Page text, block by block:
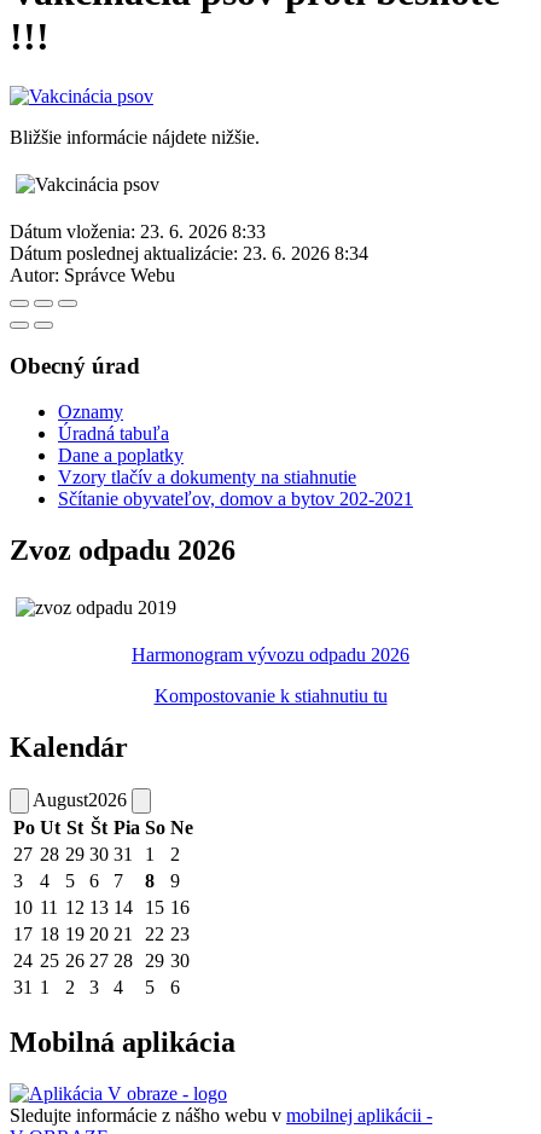
!!!
Bližšie informácie nájdete nižšie.
Dátum vloženia: 23. 6. 2026 8:33
Dátum poslednej aktualizácie: 23. 6. 2026 8:34
Autor: Správce Webu
Obecný úrad
Oznamy
Úradná tabuľa
Dane a poplatky
Vzory tlačív a dokumenty na stiahnutie
Sčítanie obyvateľov, domov a bytov 202-2021
Zvoz odpadu 2026
Harmonogram vývozu odpadu 2026
Kompostovanie k stiahnutiu tu
Kalendár
August2026
Po Ut St Št Pia So Ne
27 28 29 30 31 1
2
3
4 5 6 7 8
9
10 11 12 13 14 15 16
17 18 19 20 21 22 23
24 25 26 27 28 29 30
31 1 2 3 4 5 6
Mobilná aplikácia
Sledujte informácie z nášho webu v mobilnej aplikácii -